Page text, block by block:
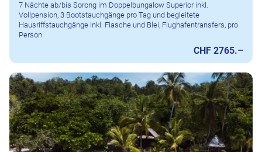
7 Nächte ab/bis Sorong im Doppelbungalow Superior inkl.
Vollpension, 3 Bootstauchgänge pro Tag und begleitete
Hausriffstauchgänge inkl. Flasche und Blei, Flughafentransfers, pro
Person
CHF 2765.–